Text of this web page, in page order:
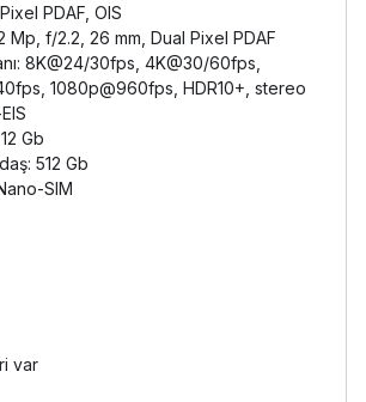
PDAF, OIS
Mp, f/2.2, 26 mm, Dual Pixel PDAF
8K@24/30fps, 4K@30/60fps,
1080p@960fps, HDR10+, stereo
Gb
512 Gb
SIM
var